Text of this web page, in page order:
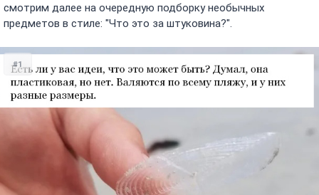
смотрим далее на очередную подборку необычных
предметов в стиле: "Что это за штуковина?".
#1